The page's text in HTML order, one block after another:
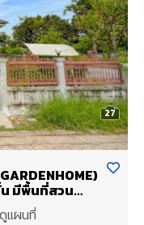
27
น มีพื้นที่สวน
ดูแผนที่